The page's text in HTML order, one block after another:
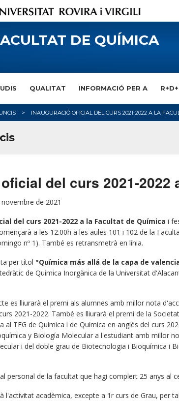
DE QUÍMICA
QUALITAT INFORMACIÓ PER A
INAUGURACIÓ OFICIAL DEL CURS 2021-2022 A LA
del curs 2021-2022
de 2021
del curs 2021-2022 a la Facultat de Química i
a les 12.00h a les aules 101 i 102 de la
nº 1). També es retransmetrà en línia.
per títol "Química más allá de la capa de
de Química Inorgànica de la Universitat
es lliurarà el premi als alumnes amb millor nota
2021-2022. També es lliurarà el premi de la
TFG de Química i de Química en anglès del curs
y Biología Molecular a l'estudiant amb millor
i del doble grau de Biotecnologia i Bioquímica i
personal de la facultat que hagi complert 25 anys al
l'activitat acadèmica, excepte a 1r curs de Grau, per